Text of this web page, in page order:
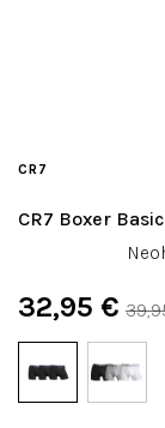
32,95 €
CR7 Boxer
CR7
je
0,0
z